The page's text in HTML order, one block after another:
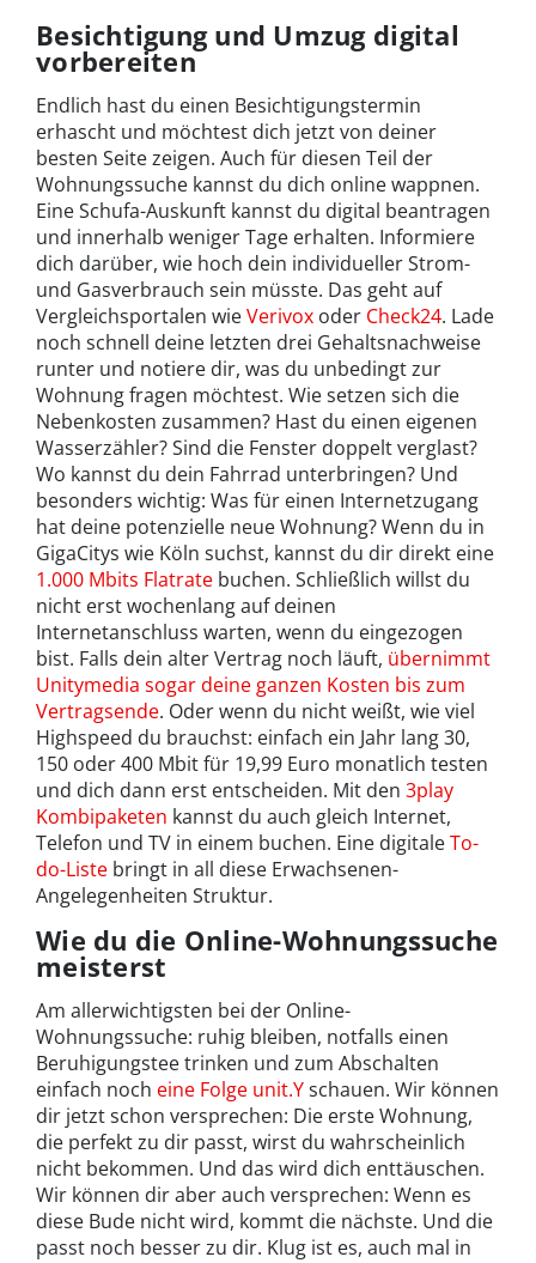
Besichtigung und Umzug digital
vorbereiten
Endlich hast du einen Besichtigungstermin
erhascht und möchtest dich jetzt von deiner
besten Seite zeigen. Auch für diesen Teil der
Wohnungssuche kannst du dich online wappnen.
Eine Schufa-Auskunft kannst du digital beantragen
und innerhalb weniger Tage erhalten. Informiere
dich darüber, wie hoch dein individueller Strom-
und Gasverbrauch sein müsste. Das geht auf
Vergleichsportalen wieVerivox oder Check24. Lade
noch schnell deine letzten drei Gehaltsnachweise
runter und notiere dir, was du unbedingt zur
Wohnung fragen möchtest. Wie setzen sich die
Nebenkosten zusammen? Hast du einen eigenen
Wasserzähler? Sind die Fenster doppelt verglast?
Wo kannst du dein Fahrrad unterbringen? Und
besonders wichtig: Was für einen Internetzugang
hat deine potenzielle neue Wohnung? Wenn du in
GigaCitys wie Köln suchst, kannst du dir direkt eine
1.000 Mbits Flatrate buchen. Schließlich willst du
nicht erst wochenlang auf deinen
Internetanschluss warten, wenn du eingezogen
bist. Falls dein alter Vertrag noch läuft, übernimmt
Unitymedia sogar deine ganzen Kosten bis zum
Vertragsende. Oder wenn du nicht weißt, wie viel
Highspeed du brauchst: einfach ein Jahr lang 30,
150 oder 400 Mbit für 19,99 Euro monatlich testen
und dich dann erst entscheiden. Mit den 3play
Kombipaketen kannst du auch gleich Internet,
Telefon und TV in einem buchen. Eine digitaleTo-
do-Liste bringt in all diese Erwachsenen-
Angelegenheiten Struktur.
Wie du die Online-Wohnungssuche
meisterst
Am allerwichtigsten bei der Online-
Wohnungssuche: ruhig bleiben, notfalls einen
Beruhigungstee trinken und zum Abschalten
einfach noch eine Folge unit.Yschauen. Wir können
dir jetzt schon versprechen: Die erste Wohnung,
die perfekt zu dir passt, wirst du wahrscheinlich
nicht bekommen. Und das wird dich enttäuschen.
Wir können dir aber auch versprechen: Wenn es
diese Bude nicht wird, kommt die nächste. Und die
passt noch besser zu dir. Klug ist es, auch mal in